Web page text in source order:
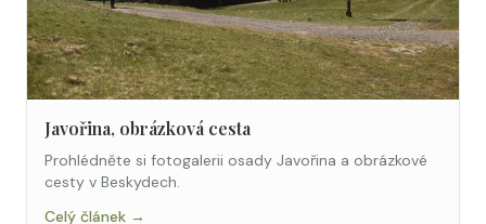
Javořina, obrázková cesta
Prohlédněte si fotogalerii osady Javořina a obrázkové
cesty v Beskydech.
Celý článek →